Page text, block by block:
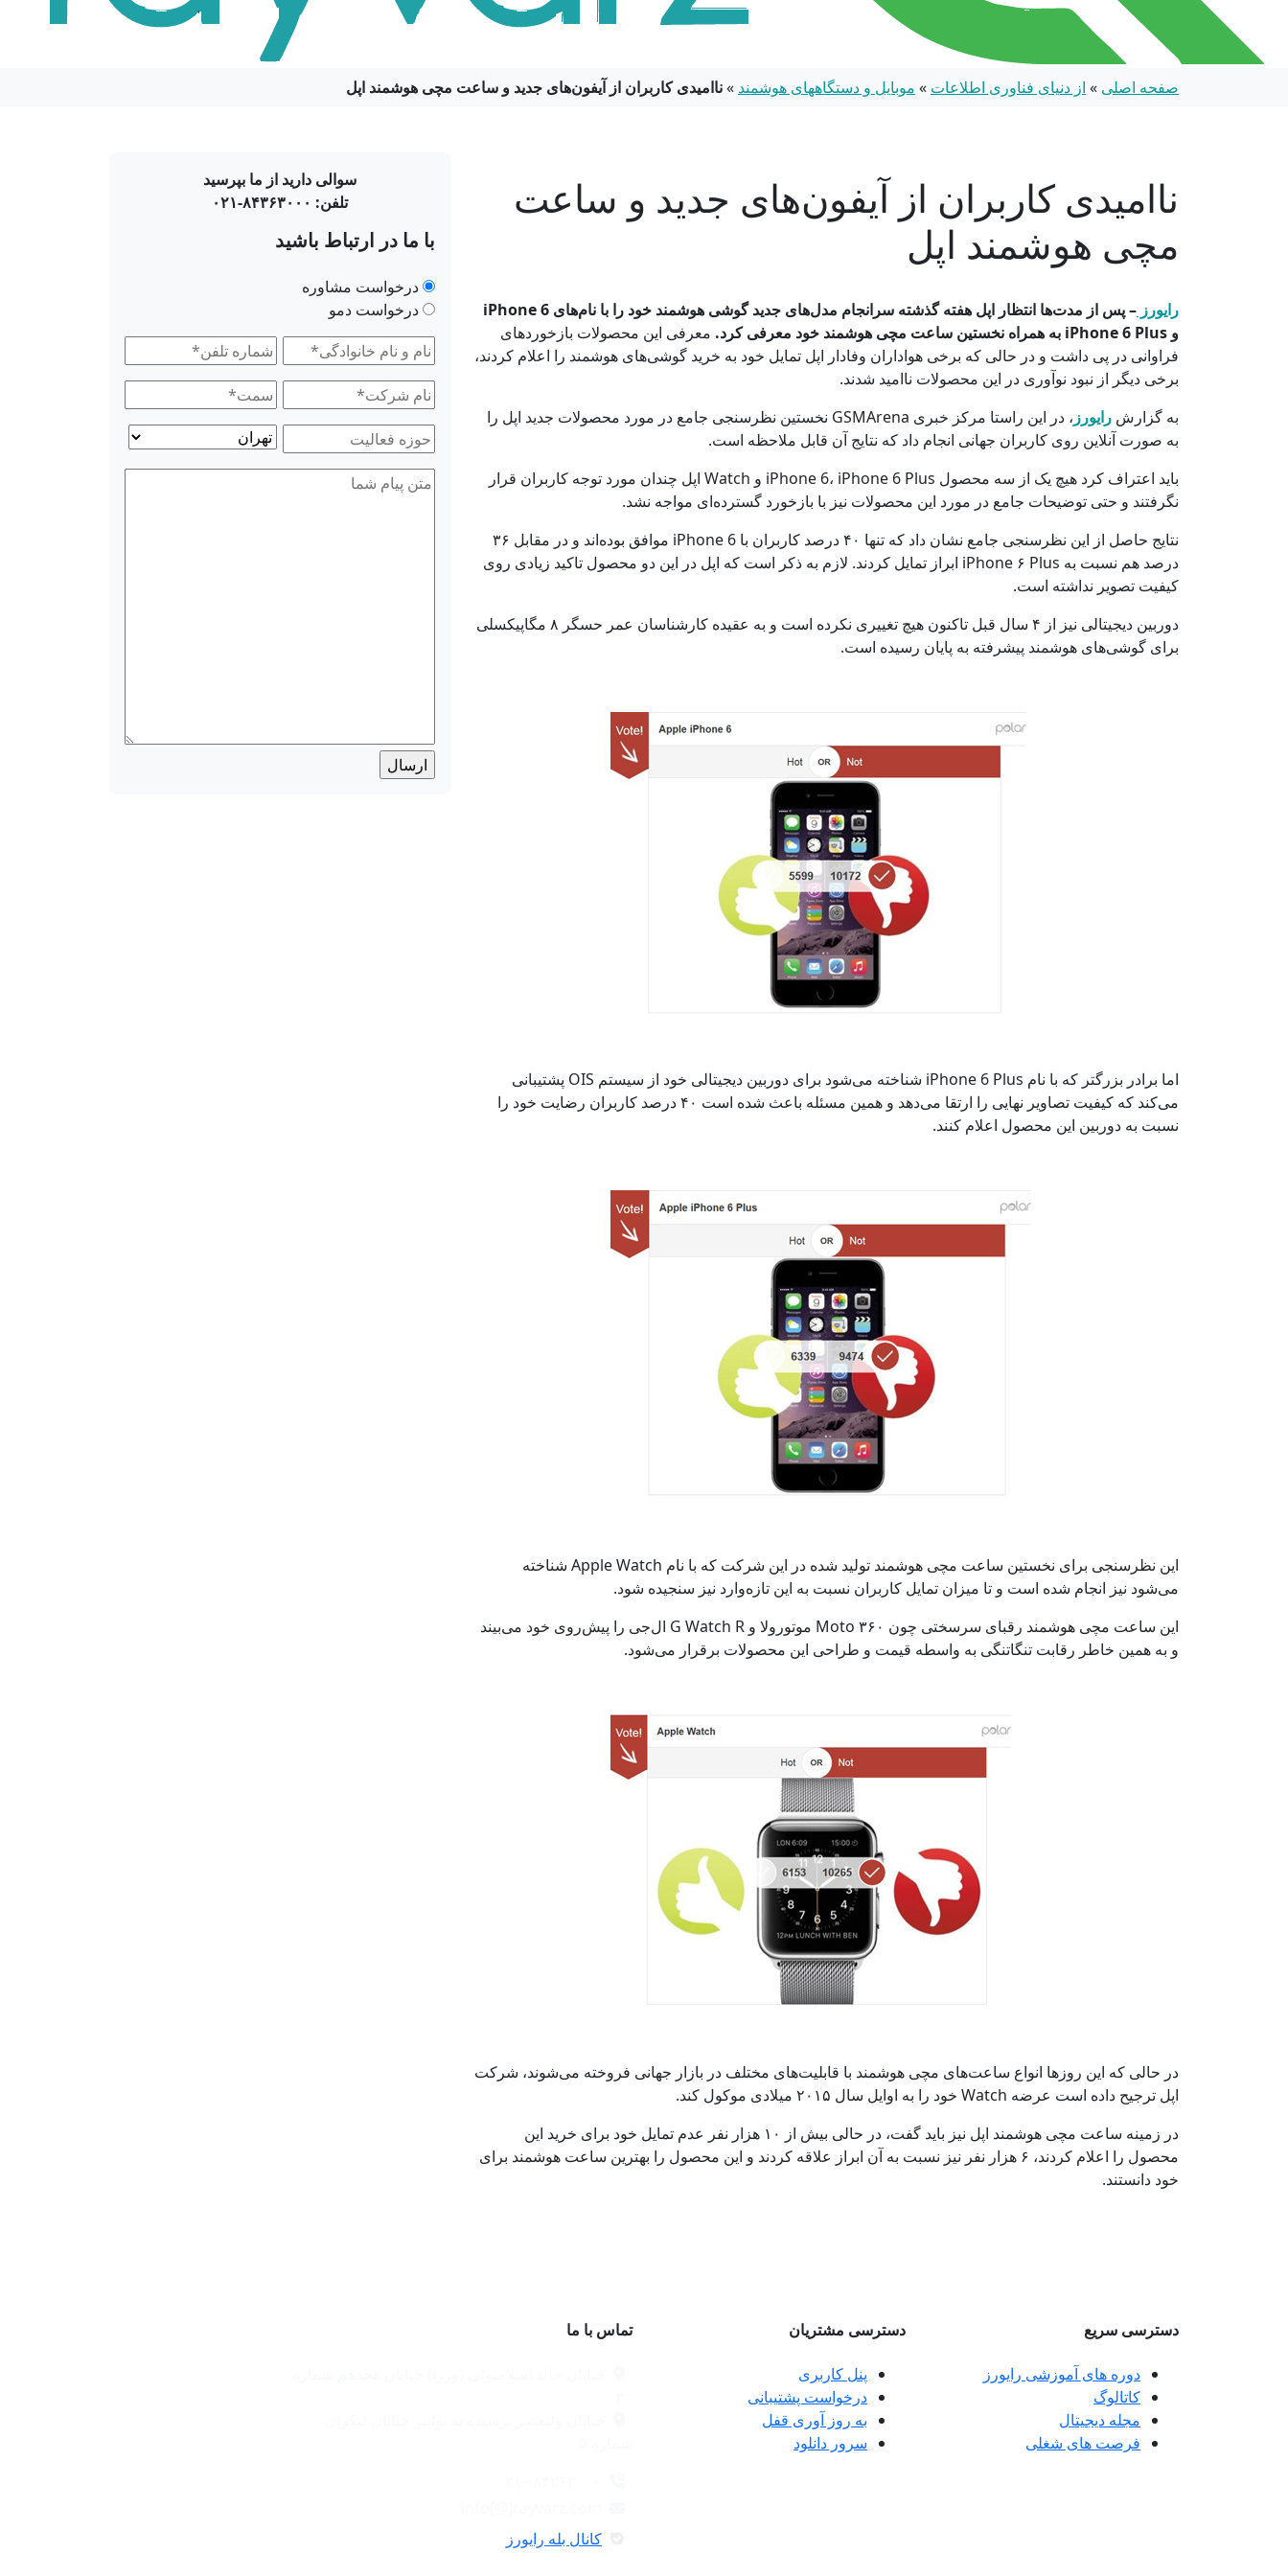
صفحه اصلی » از دنیای فناوری اطلاعات » موبایل و دستگاههای هوشمند »ناامیدی کاربران از آیفون‌های جدید و ساعت مچی هوشمند اپل
ناامیدی کاربران از آیفون‌های جدید و ساعت
مچی هوشمند اپل
رایورز
– پس از مدت‌ها انتظار اپل هفته گذشته سرانجام مدل‌های جدید گوشی هوشمند خود را با نام‌های iPhone 6
و iPhone 6 Plus به همراه نخستین ساعت مچی هوشمند خود معرفی کرد.
معرفی این محصولات بازخوردهای
فراوانی در پی داشت و در حالی که برخی هواداران وفادار اپل تمایل خود به خرید گوشی‌های هوشمند را اعلام کردند،
برخی دیگر از نبود نوآوری در این محصولات ناامید شدند.
به گزارش رایورز
، در این راستا مرکز خبری GSMArena نخستین نظرسنجی جامع در مورد محصولات جدید اپل را
به صورت آنلاین روی کاربران جهانی انجام داد که نتایج آن قابل ملاحظه است.
باید اعتراف کرد هیچ یک از سه محصول iPhone 6، iPhone 6 Plus و Watch اپل چندان مورد توجه کاربران قرار
نگرفتند و حتی توضیحات جامع در مورد این محصولات نیز با بازخورد گسترده‌ای مواجه نشد.
نتایج حاصل از این نظرسنجی جامع نشان داد که تنها ۴۰ درصد کاربران با iPhone 6 موافق بوده‌اند و در مقابل ۳۶
درصد هم نسبت به iPhone ۶ Plus ابراز تمایل کردند. لازم به ذکر است که اپل در این دو محصول تاکید زیادی روی
کیفیت تصویر نداشته است.
دوربین دیجیتالی نیز از ۴ سال قبل تاکنون هیچ تغییری نکرده است و به عقیده کارشناسان عمر حسگر ۸ مگاپیکسلی
برای گوشی‌های هوشمند پیشرفته به پایان رسیده است.
اما برادر بزرگتر که با نام iPhone 6 Plus شناخته می‌شود برای دوربین دیجیتالی خود از سیستم OIS پشتیبانی
می‌کند که کیفیت تصاویر نهایی را ارتقا می‌دهد و همین مسئله باعث شده است ۴۰ درصد کاربران رضایت خود را
نسبت به دوربین این محصول اعلام کنند.
این نظرسنجی برای نخستین ساعت مچی هوشمند تولید شده در این شرکت که با نام Apple Watch شناخته
می‌شود نیز انجام شده است و تا میزان تمایل کاربران نسبت به این تازه‌وارد نیز سنجیده شود.
این ساعت مچی هوشمند رقبای سرسختی چون Moto ۳۶۰ موتورولا و G Watch R ال‌جی را پیش‌روی خود می‌بیند
و به همین خاطر رقابت تنگاتنگی به واسطه قیمت و طراحی این محصولات برقرار می‌شود.
در حالی که این روزها انواع ساعت‌های مچی هوشمند با قابلیت‌های مختلف در بازار جهانی فروخته می‌شوند، شرکت
اپل ترجیح داده است عرضه Watch خود را به اوایل سال ۲۰۱۵ میلادی موکول کند.
در زمینه ساعت مچی هوشمند اپل نیز باید گفت، در حالی بیش از ۱۰ هزار نفر عدم تمایل خود برای خرید این
محصول را اعلام کردند، ۶ هزار نفر نیز نسبت به آن ابراز علاقه کردند و این محصول را بهترین ساعت هوشمند برای
خود دانستند.
سوالی دارید از ما بپرسید
تلفن: ۸۴۳۶۳۰۰۰-۰۲۱
با ما در ارتباط باشید
نوع
درخواست
درخواست مشاوره
درخواست دمو
نام
و
نام
خانوادگی (Required)
تلفن
همراه*
(Required)
نام
شرکت*
(Required)
سمت*
(Required)
حوزه
فعالیت
آدرس
پیام
دسترسی سریع
دوره های آموزشی رایورز
کاتالوگ
مجله دیجیتال
فرصت های شغلی
دسترسی مشتریان
پنل کاربری
درخواست پشتیبانی
به روز آوری قفل
سرور دانلود
تماس با ما
کانال بله رایورز